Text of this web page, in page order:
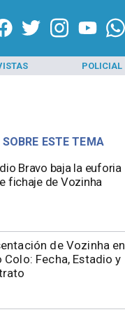
POLICIAL
Bravo baja la euforia
fichaje de Vozinha
de Vozinha en
Colo: Fecha, Estadio y
ESTE TEMA